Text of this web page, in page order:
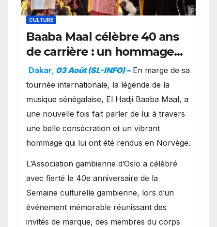
CULTURE
Baaba Maal célèbre 40 ans
de carrière : un hommage
exceptionnel à Oslo en
présence de la famille
royale.
Dakar, 03 Août (SL-INFO) – ​En marge de sa
tournée internationale, la légende de la
musique sénégalaise, El Hadji Baaba Maal, a
une nouvelle fois fait parler de lui à travers
une belle consécration et un vibrant
hommage qui lui ont été rendus en Norvège.
​L’Association gambienne d’Oslo a célébré
avec fierté le 40e anniversaire de la
Semaine culturelle gambienne, lors d’un
événement mémorable réunissant des
invités de marque, des membres du corps